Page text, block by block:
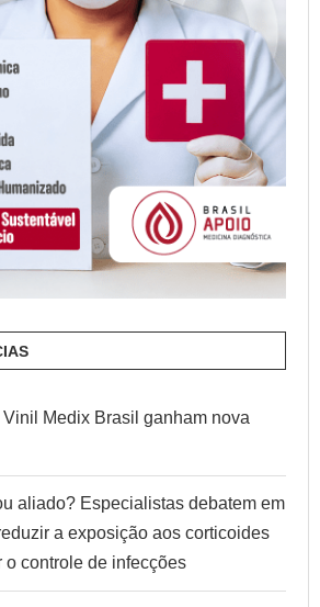
Medix Brasil ganham nova
aliado? Especialistas debatem em
a exposição aos corticoides
o controle de infecções